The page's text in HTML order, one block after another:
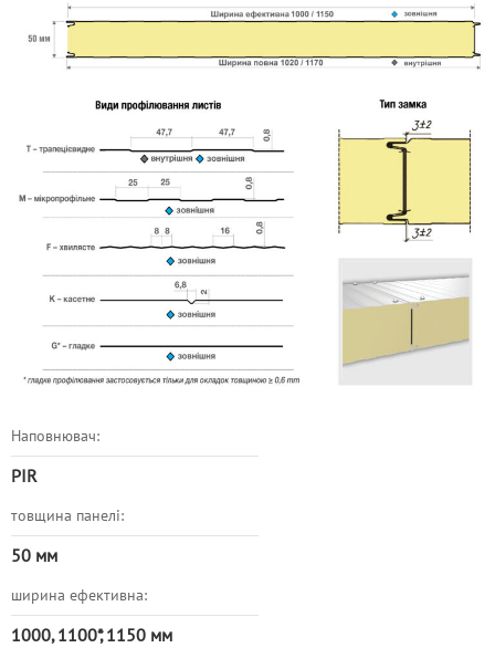
Наповнювач:
PIR
товщина панелі:
50 мм
ширина ефективна:
1000, 1100*, 1150 мм